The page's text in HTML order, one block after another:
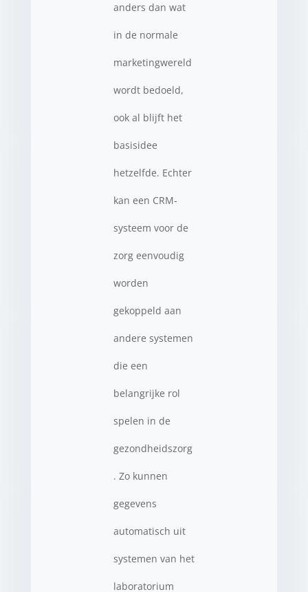
anders dan wat
in de normale
marketingwereld
wordt bedoeld,
ook al blijft het
basisidee
hetzelfde. Echter
kan een CRM-
systeem voor de
zorg eenvoudig
worden
gekoppeld aan
andere systemen
die een
belangrijke rol
spelen in de
gezondheidszorg
. Zo kunnen
gegevens
automatisch uit
systemen van het
laboratorium